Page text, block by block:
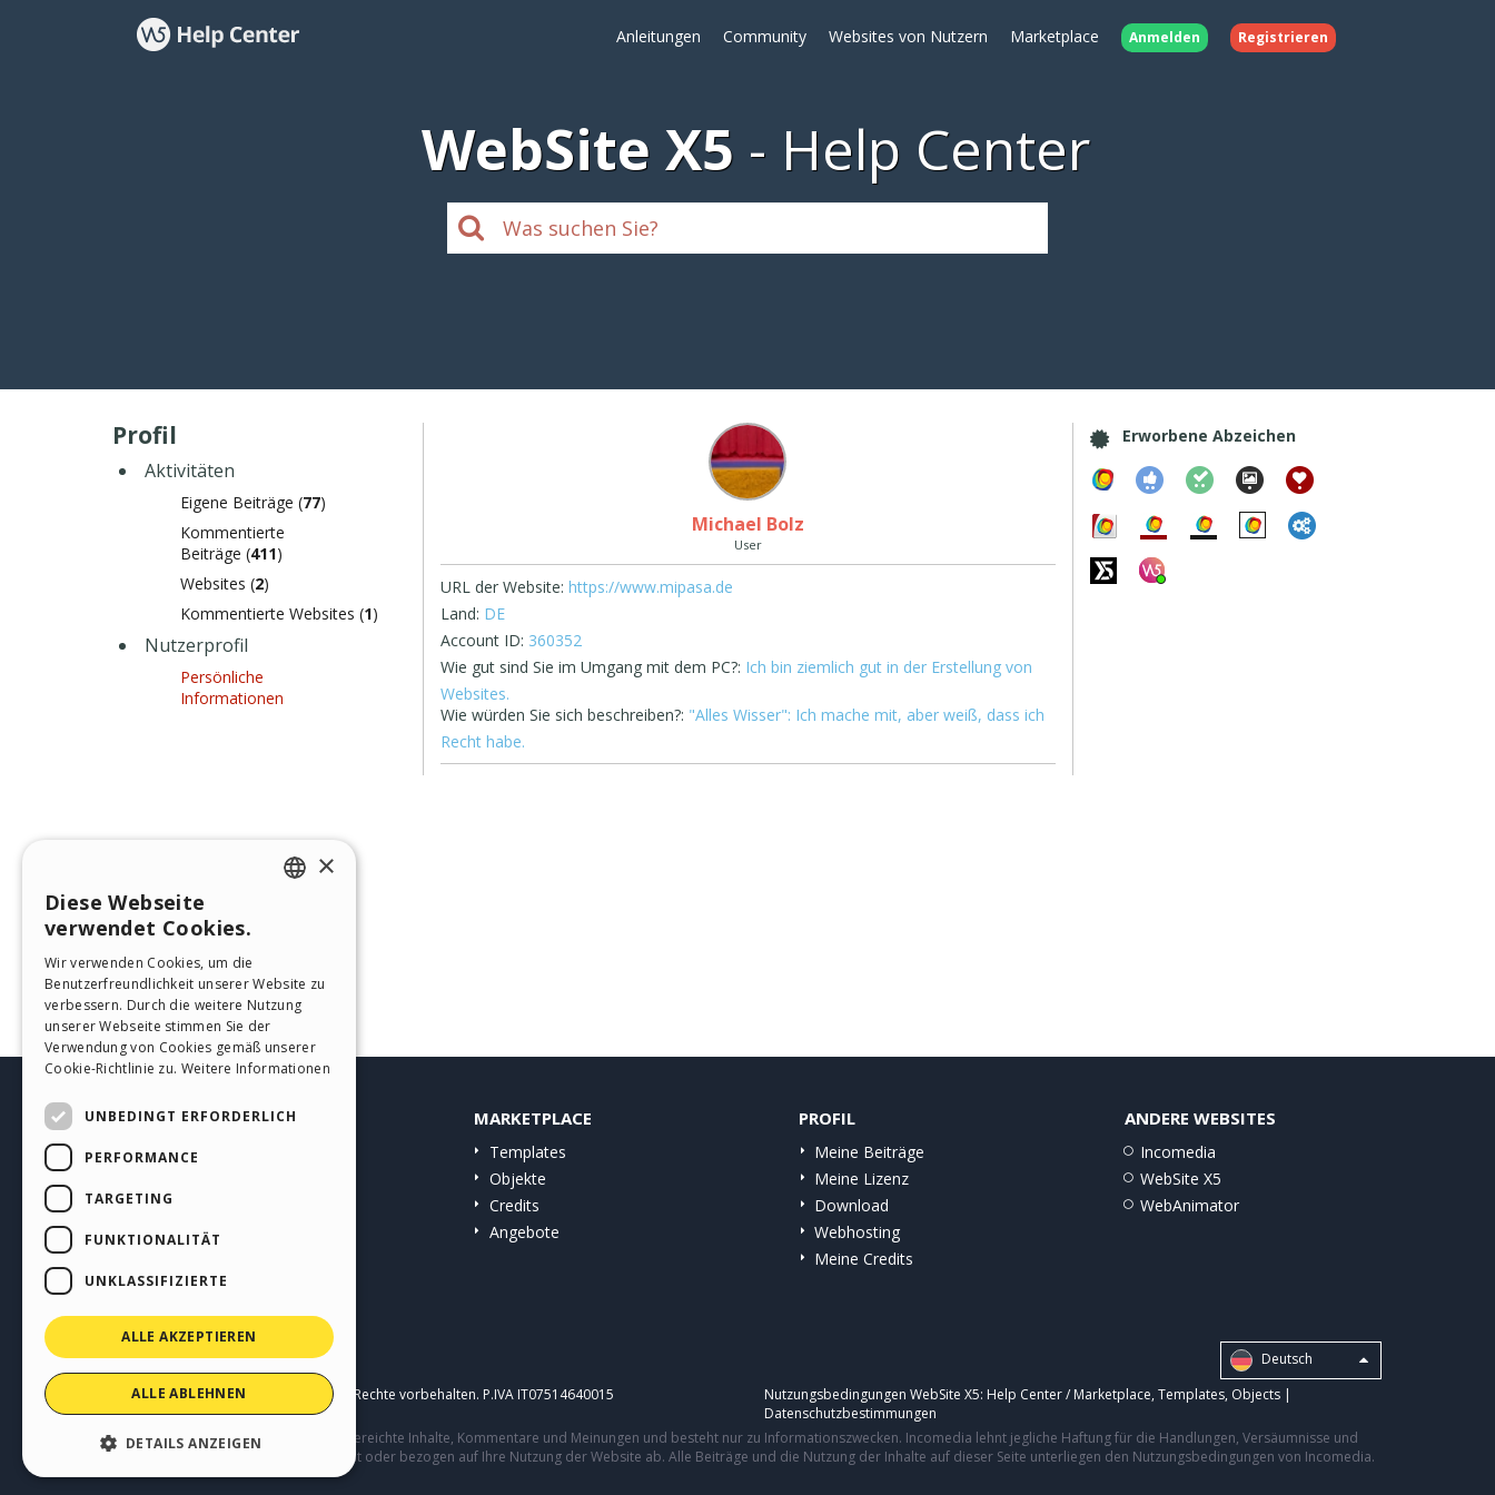
Anleitungen Community Websites von Nutzern Marketplace Anmelden Registrieren
WebSite X5 Help Center
Profil
Aktivitäten
Eigene Beiträge (77)
Kommentierte
Beiträge (411)
Websites (2)
Kommentierte Websites (1)
Nutzerprofil
Persönliche
Informationen
Michael Bolz
User
URL der Website: https://www.mipasa.de
Land: DE
Account ID: 360352
Wie gut sind Sie im Umgang mit dem PC?: Ich bin ziemlich gut in der Erstellung von
Websites.
Wie würden Sie sich beschreiben?: "Alles Wisser": Ich mache mit, aber weiß, dass ich
Recht habe.
Erworbene Abzeichen
HELP CENTER
Anleitungen
Websites von Nutzern
MARKETPLACE
Templates
Objekte
Credits
Angebote
PROFIL
Meine Beiträge
Meine Lizenz
Download
Webhosting
Meine Credits
ANDERE WEBSITES
Incomedia
WebSite X5
WebAnimator
Deutsch
Copyright © 2026Incomedia s.r.l. Alle Rechte vorbehalten. P.IVA IT07514640015 Nutzungsbedingungen WebSite X5: Help Center / Marketplace, Templates, Objects |
Datenschutzbestimmungen
Diese Seite enthält von Benutzern eingereichte Inhalte, Kommentare und Meinungen und besteht nur zu Informationszwecken. Incomedia lehnt jegliche Haftung für die Handlungen, Versäumnisse und
Verhalten von Dritten in Verbindung mit oder bezogen auf Ihre Nutzung der Website ab. Alle Beiträge und die Nutzung der Inhalte auf dieser Seite unterliegen den Nutzungsbedingungen von Incomedia.
GERMAN
SPANISH
PORTUGUESE
×
Diese Webseite
verwendet Cookies.
Wir verwenden Cookies, um die
Benutzerfreundlichkeit unserer Website zu
verbessern. Durch die weitere Nutzung
unserer Webseite stimmen Sie der
Verwendung von Cookies gemäß unserer
Cookie-Richtlinie zu. Weitere Informationen
UNBEDINGT ERFORDERLICH
PERFORMANCE
TARGETING
FUNKTIONALITÄT
UNKLASSIFIZIERTE
ALLE AKZEPTIEREN
ALLE ABLEHNEN
DETAILS ANZEIGEN